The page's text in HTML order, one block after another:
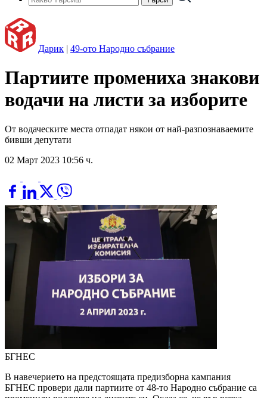
Дарик | 49-ото Народно събрание
Партиите промениха знакови
водачи на листи за изборите
От водаческите места отпадат някои от най-разпознаваемите
бивши депутати
02 Март 2023 10:56 ч.
БГНЕС
В навечерието на предстоящата предизборна кампания
БГНЕС провери дали партиите от 48-то Народно събрание са